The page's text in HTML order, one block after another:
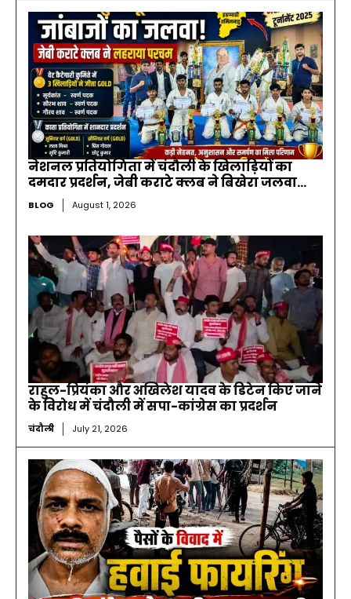
नेशनल प्रतियोगिता में चंदौली के खिलाड़ियों का
दमदार प्रदर्शन, जेबी कराटे क्लब ने बिखेरा जलवा…
BLOG August 1, 2026
राहुल-प्रियंका और अखिलेश यादव के डिटेन किए जाने
के विरोध में चंदौली में सपा-कांग्रेस का प्रदर्शन
चंदौली July 21, 2026